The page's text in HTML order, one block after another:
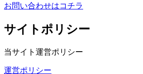
お問い合わせはコチラ
サイトポリシー
当サイト運営ポリシー
運営ポリシー